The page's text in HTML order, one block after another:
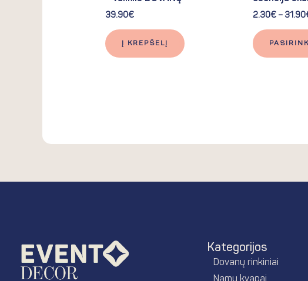
39.90€
Į KREPŠELĮ
2.30€ – 31.90
Kategorijos
Dovanų rinkiniai